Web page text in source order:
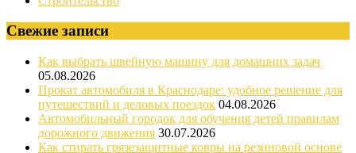
Свежие записи
Как выбрать швейную машину для домашних задач
05.08.2026
Прокат автомобиля в Краснодаре: удобное решение для
путешествий и деловых поездок 04.08.2026
Автомобильный городок для обучения детей правилам
дорожного движения 30.07.2026
Как стирать грязезащитные ковры на резиновой основе